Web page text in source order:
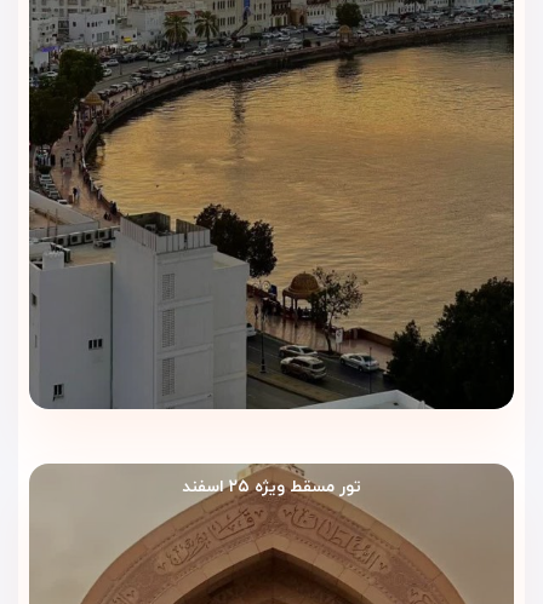
هتل گلدن تولیپ هدینگتونخدمات غذایی خود را در فضایی منظم
و آرام ارائه می‌دهد و نیازهای روزمره مسافران کاری و شهری را
به‌خوبی پوشش می‌کند.
رستوران هتل
رستوران هتل هر روز صبحانه را برای مهمانان سرو می‌کند. تنوع
مناسب آیتم‌ها، سرویس‌دهی منظم و فضای بدون شلوغی، شروعی
آرام برای یک روز کاری یا برنامه شهری در مسقط ایجاد می‌کند.
کافی‌شاپ هتل
کافی‌شاپ هتل انواعنوشیدنی‌های گرم و سرد
را در محیطی
جمع‌وجور ارائه می‌دهد. این فضا برای استراحت کوتاه، قرارهای کاری
غیررسمی یا گذراندن زمان عصرگاهی پس از برنامه‌های روزانه
رستوران و کافی‌شاپ هتل گلدن تولیپ هدینگتون مسقط با
خدمات ساده، کاربردی و منظم، اقامت شهری مهمانان را کامل‌تر
تور مسقط ویژه ۲۵ اسفند